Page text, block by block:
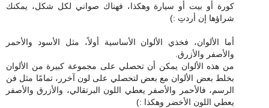
كورة أو بيت أو سيارة وهكذا، فهناك صواني لكل شكل، يمكنك
شراؤها إن أردتِ :)
أما الألوان، فخذي الألوان الأساسية أولاً، مثل الأسود والأحمر
والأصفر والأزرق.
من هذه الألوان يمكن أن تحصلي على مجموعة كبيرة من الألوان
بخلط بعض الألوان مع بعض لتحصلي على لون آخرر، تمامًا مثل فن
الرسم، فالأحمر والأصفر يعطي اللون البرتقالي، والأزرق والأصفر
يعطي اللون الأخضر وهكذا :)